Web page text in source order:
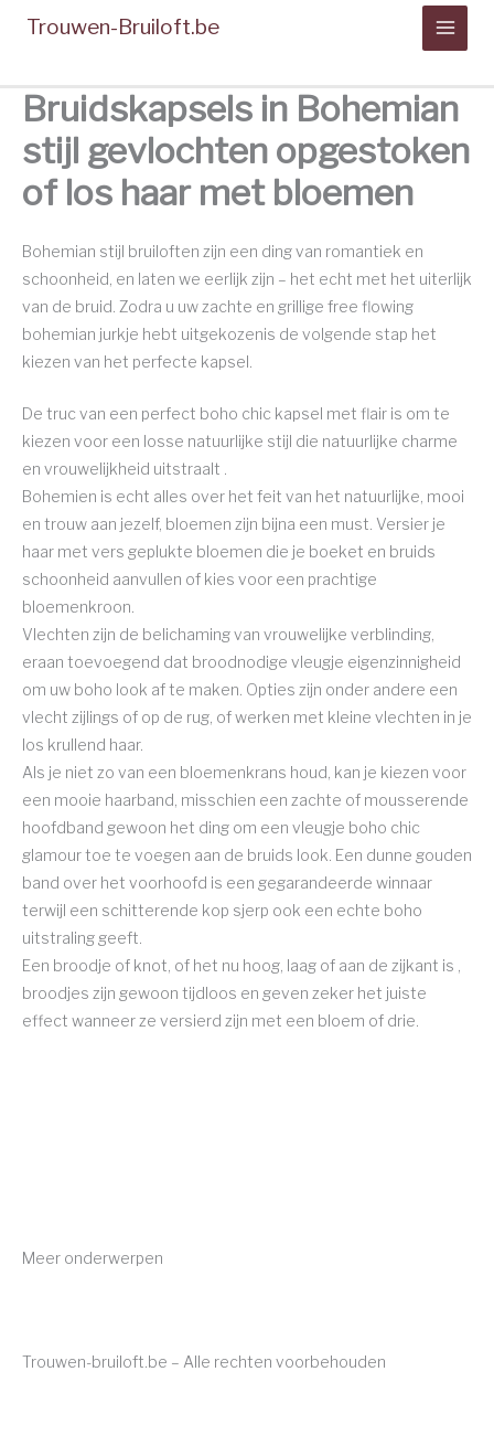
inhoud
Trouwen-Bruiloft.be
Bruidskapsels in Bohemian
stijl gevlochten opgestoken
of los haar met bloemen
Bohemian stijl bruiloften zijn een ding van romantiek en
schoonheid, en laten we eerlijk zijn – het echt met het uiterlijk
van de bruid. Zodra u uw zachte en grillige free flowing
bohemian jurkje hebt uitgekozenis de volgende stap het
kiezen van het perfecte kapsel.
De truc van een perfect boho chic kapsel met flair is om te
kiezen voor een losse natuurlijke stijl die natuurlijke charme
en vrouwelijkheid uitstraalt .
Bohemien is echt alles over het feit van het natuurlijke, mooi
en trouw aan jezelf, bloemen zijn bijna een must. Versier je
haar met vers geplukte bloemen die je boeket en bruids
schoonheid aanvullen of kies voor een prachtige
bloemenkroon.
Vlechten zijn de belichaming van vrouwelijke verblinding,
eraan toevoegend dat broodnodige vleugje eigenzinnigheid
om uw boho look af te maken. Opties zijn onder andere een
vlecht zijlings of op de rug, of werken met kleine vlechten in je
los krullend haar.
Als je niet zo van een bloemenkrans houd, kan je kiezen voor
een mooie haarband, misschien een zachte of mousserende
hoofdband gewoon het ding om een ​​vleugje boho chic
glamour toe te voegen aan de bruids look. Een dunne gouden
band over het voorhoofd is een gegarandeerde winnaar
terwijl een schitterende kop sjerp ook een echte boho
uitstraling geeft.
Een broodje of knot, of het nu hoog, laag of aan de zijkant is ,
broodjes zijn gewoon tijdloos en geven zeker het juiste
effect wanneer ze versierd zijn met een bloem of drie.
Meer onderwerpen
Trouwen-bruiloft.be – Alle rechten voorbehouden